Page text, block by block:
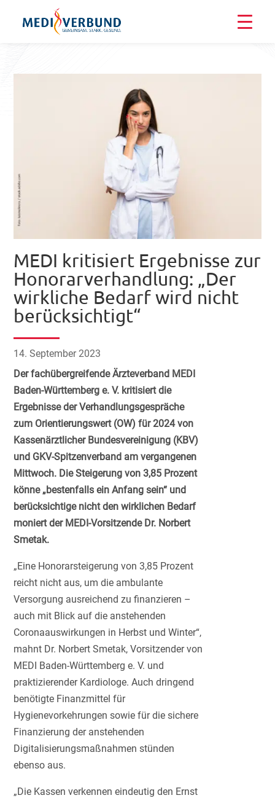
MEDI kritisiert Ergebnisse zur
Honorarverhandlung: „Der
wirkliche Bedarf wird nicht
berücksichtigt“
14. September 2023
Der fachübergreifende Ärzteverband MEDI
Baden-Württemberg e. V. kritisiert die
Ergebnisse der Verhandlungsgespräche
zum Orientierungswert (OW) für 2024 von
Kassenärztlicher Bundesvereinigung (KBV)
und GKV-Spitzenverband am vergangenen
Mittwoch. Die Steigerung von 3,85 Prozent
könne „bestenfalls ein Anfang sein“ und
berücksichtige nicht den wirklichen Bedarf
moniert der MEDI-Vorsitzende Dr. Norbert
Smetak.
„Eine Honorarsteigerung von 3,85 Prozent
reicht nicht aus, um die ambulante
Versorgung ausreichend zu finanzieren –
auch mit Blick auf die anstehenden
Coronaauswirkungen in Herbst und Winter“,
mahnt Dr. Norbert Smetak, Vorsitzender von
MEDI Baden-Württemberg e. V. und
praktizierender Kardiologe. Auch dringend
benötigte Finanzmittel für
Hygienevorkehrungen sowie für die sichere
Finanzierung der anstehenden
Digitalisierungsmaßnahmen stünden
ebenso aus.
„Die Kassen verkennen eindeutig den Ernst